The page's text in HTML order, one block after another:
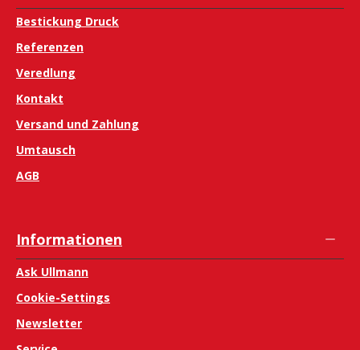
Bestickung Druck
Referenzen
Veredlung
Kontakt
Versand und Zahlung
Umtausch
AGB
Informationen
Ask Ullmann
Cookie-Settings
Newsletter